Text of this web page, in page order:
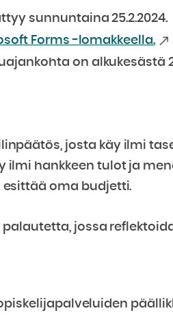
sunnuntaina 25.2.2024.
Forms -lomakkeella.
on alkukesästä
josta käy ilmi
ilmi hankkeen tulot ja
esittää oma budjetti.
jossa